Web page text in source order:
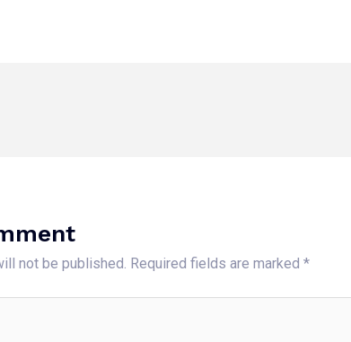
not be published. Required fields are marked *